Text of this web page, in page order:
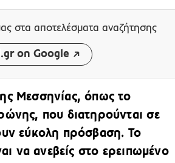
στα αποτελέσματα αναζήτησης
on Google
Μεσσηνίας, όπως το
που διατηρούνται σε
εύκολη πρόσβαση. Το
να ανεβείς στο ερειπωμένο